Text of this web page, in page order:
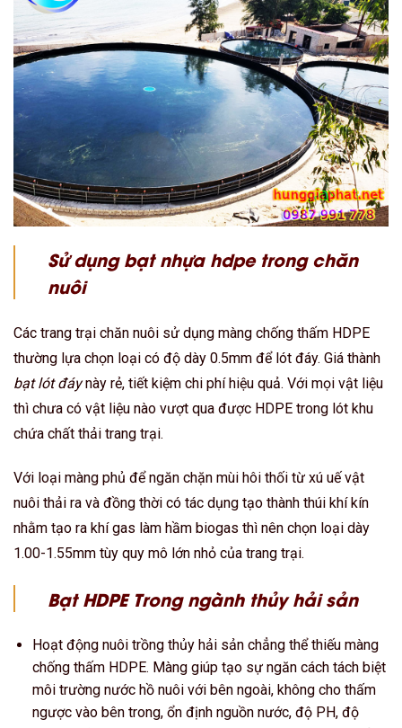
Sử dụng bạt nhựa hdpe trong chăn
nuôi
Các trang trại chăn nuôi sử dụng màng chống thấm HDPE
thường lựa chọn loại có độ dày 0.5mm để lót đáy. Giá thành
bạt lót đáynày rẻ, tiết kiệm chi phí hiệu quả. Với mọi vật liệu
thì chưa có vật liệu nào vượt qua được HDPE trong lót khu
chứa chất thải trang trại.
Với loại màng phủ để ngăn chặn mùi hôi thối từ xú uế vật
nuôi thải ra và đồng thời có tác dụng tạo thành thúi khí kín
nhằm tạo ra khí gas làm hầm biogas thì nên chọn loại dày
1.00-1.55mm tùy quy mô lớn nhỏ của trang trại.
Bạt HDPE Trong ngành thủy hải sản
Hoạt động nuôi trồng thủy hải sản chẳng thể thiếu màng
chống thấm HDPE. Màng giúp tạo sự ngăn cách tách biệt
môi trường nước hồ nuôi với bên ngoài, không cho thấm
ngược vào bên trong, ổn định nguồn nước, độ PH, độ